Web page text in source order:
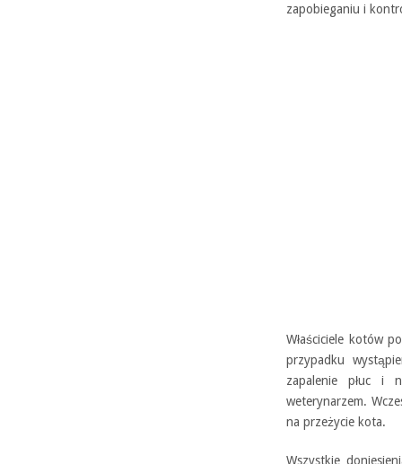
zapobieganiu i
Właściciele kotów
przypadku
zapalenie płuc i
weterynarzem.
na przeżycie kota.
Wszystkie